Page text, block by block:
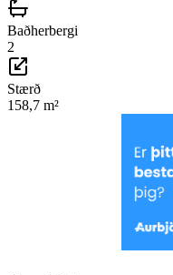
Baðherbergi
2
Stærð
158,7 m²